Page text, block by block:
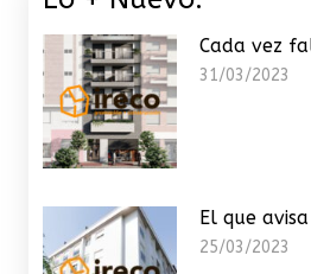
Cada vez
31/03/2023
El que
25/03/2023